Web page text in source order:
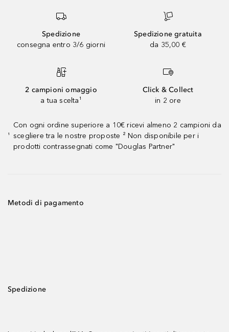
Spedizione
consegna entro 3/6 giorni
Spedizione gratuita
da 35,00 €
2 campioni omaggio
a tua scelta¹
Click & Collect
in 2 ore
¹
Con ogni ordine superiore a 10€ ricevi almeno 2 campioni da
scegliere tra le nostre proposte ² Non disponibile per i
prodotti contrassegnati come "Douglas Partner"
Metodi di pagamento
Spedizione